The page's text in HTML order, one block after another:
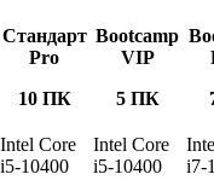
Стандарт
Pro
10 ПК
Bootcamp
VIP
5 ПК
Intel Core
i5-10400
Intel Core
i5-10400
i7-